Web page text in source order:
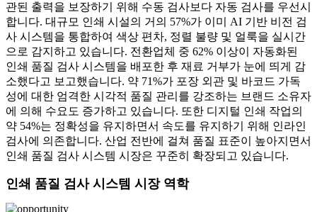
관된 출력을 보장하기 위해 수동 검사보다 자동 검사를 우선시
합니다. 대규모 인쇄 시설의 거의 57%가 이미 AI 기반 비전 검
사 시스템을 통합하여 색상 편차, 정렬 불량 및 얼룩을 실시간
으로 감지하고 있습니다. 전환업체 중 62% 이상이 자동화된
인쇄 품질 검사 시스템을 배포한 후 재료 거부가 눈에 띄게 감
소했다고 보고했습니다. 약 71%가 포장 외관 및 바코드 가독
성에 대한 엄격한 시각적 품질 관리를 강조하는 브랜드 소유자
에 의해 수요도 증가하고 있습니다. 또한 디지털 인쇄 작업의
약 54%는 정확성을 유지하면서 속도를 유지하기 위해 인라인
검사에 의존합니다. 산업 전반에 걸쳐 품질 표준이 높아지면서
인쇄 품질 검사 시스템 시장은 꾸준히 확장되고 있습니다.
인쇄 품질 검사 시스템 시장 역학